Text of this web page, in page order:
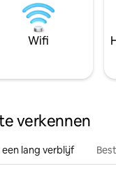
Wifi
verkennen
lang verblijf